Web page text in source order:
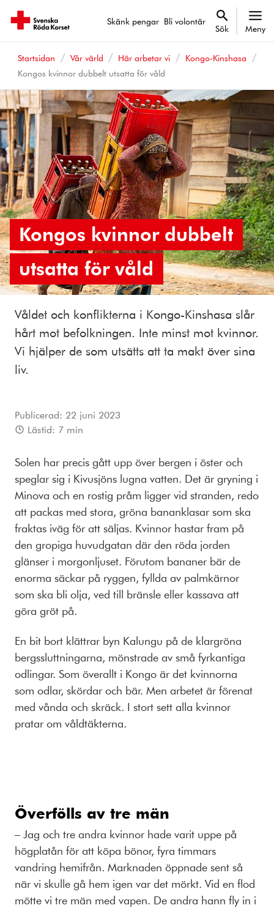
Skänk pengar Bli volontär
Sök Meny
Startsidan Vår värld Här arbetar vi
Kongo-Kinshasa
Kongos kvinnor dubbelt utsatta för våld
Kongos kvinnor dubbelt
utsatta för våld
Våldet och konflikterna i Kongo-Kinshasa slår
hårt mot befolkningen. Inte minst mot kvinnor.
Vi hjälper de som utsätts att ta makt över sina
liv.
Publicerad: 22 juni 2023
Lästid: 7 min
Solen har precis gått upp över bergen i öster och
speglar sig i Kivusjöns lugna vatten. Det är gryning i
Minova och en rostig pråm ligger vid stranden, redo
att packas med stora, gröna bananklasar som ska
fraktas iväg för att säljas. Kvinnor hastar fram på
den gropiga huvudgatan där den röda jorden
glänser i morgonljuset. Förutom bananer bär de
enorma säckar på ryggen, fyllda av palmkärnor
som ska bli olja, ved till bränsle eller kassava att
göra gröt på.
En bit bort klättrar byn Kalungu på de klargröna
bergssluttningarna, mönstrade av små fyrkantiga
odlingar. Som överallt i Kongo är det kvinnorna
som odlar, skördar och bär. Men arbetet är förenat
med vånda och skräck. I stort sett alla kvinnor
pratar om våldtäkterna.
Överfölls av tre män
– Jag och tre andra kvinnor hade varit uppe på
högplatån för att köpa bönor, fyra timmars
vandring hemifrån. Marknaden öppnade sent så
när vi skulle gå hem igen var det mörkt. Vid en flod
mötte vi tre män med vapen. De andra hann fly in i